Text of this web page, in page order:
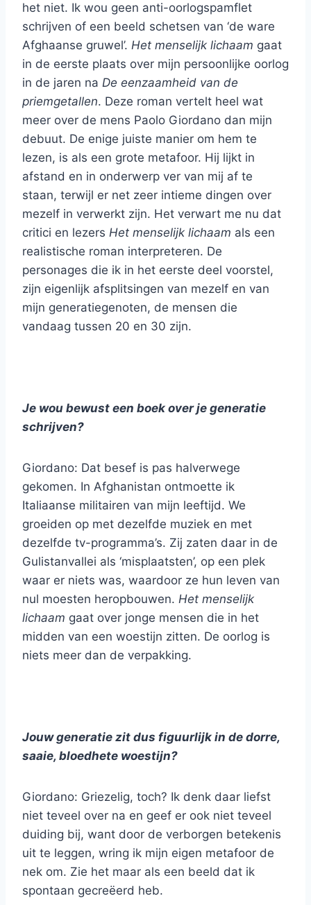
het niet. Ik wou geen anti-oorlogspamflet
schrijven of een beeld schetsen van ‘de ware
Afghaanse gruwel’. Het menselijk lichaam gaat
in de eerste plaats over mijn persoonlijke oorlog
in de jaren na De eenzaamheid van de
priemgetallen. Deze roman vertelt heel wat
meer over de mens Paolo Giordano dan mijn
debuut. De enige juiste manier om hem te
lezen, is als een grote metafoor. Hij lijkt in
afstand en in onderwerp ver van mij af te
staan, terwijl er net zeer intieme dingen over
mezelf in verwerkt zijn. Het verwart me nu dat
critici en lezers Het menselijk lichaam als een
realistische roman interpreteren. De
personages die ik in het eerste deel voorstel,
zijn eigenlijk afsplitsingen van mezelf en van
mijn generatiegenoten, de mensen die
vandaag tussen 20 en 30 zijn.
Je wou bewust een boek over je generatie
schrijven?
Giordano: Dat besef is pas halverwege
gekomen. In Afghanistan ontmoette ik
Italiaanse militairen van mijn leeftijd. We
groeiden op met dezelfde muziek en met
dezelfde tv-programma’s. Zij zaten daar in de
Gulistanvallei als ‘misplaatsten’, op een plek
waar er niets was, waardoor ze hun leven van
nul moesten heropbouwen. Het menselijk
lichaam gaat over jonge mensen die in het
midden van een woestijn zitten. De oorlog is
niets meer dan de verpakking.
Jouw generatie zit dus figuurlijk in de dorre,
saaie, bloedhete woestijn?
Giordano: Griezelig, toch? Ik denk daar liefst
niet teveel over na en geef er ook niet teveel
duiding bij, want door de verborgen betekenis
uit te leggen, wring ik mijn eigen metafoor de
nek om. Zie het maar als een beeld dat ik
spontaan gecreëerd heb.